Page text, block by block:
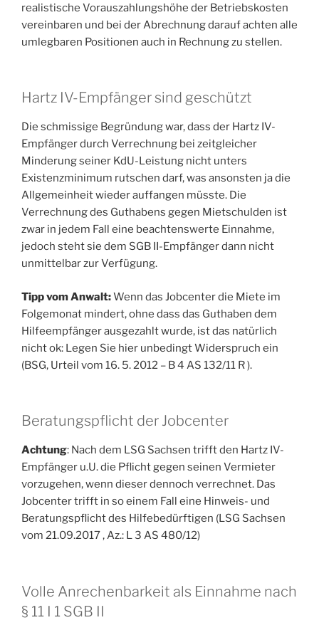
realistische Vorauszahlungshöhe der Betriebskosten
vereinbaren und bei der Abrechnung darauf achten alle
umlegbaren Positionen auch in Rechnung zu stellen.
Hartz IV-Empfänger sind geschützt
Die schmissige Begründung war, dass der Hartz IV-
Empfänger durch Verrechnung bei zeitgleicher
Minderung seiner KdU-Leistung nicht unters
Existenzminimum rutschen darf, was ansonsten ja die
Allgemeinheit wieder auffangen müsste. Die
Verrechnung des Guthabens gegen Mietschulden ist
zwar in jedem Fall eine beachtenswerte Einnahme,
jedoch steht sie dem SGB II-Empfänger dann nicht
unmittelbar zur Verfügung.
Tipp vom Anwalt:Wenn das Jobcenter die Miete im
Folgemonat mindert, ohne dass das Guthaben dem
Hilfeempfänger ausgezahlt wurde, ist das natürlich
nicht ok: Legen Sie hier unbedingt Widerspruch ein
(BSG, Urteil vom 16. 5. 2012 – B 4 AS 132/11 R ).
Beratungspflicht der Jobcenter
Achtung: Nach dem LSG Sachsen trifft den Hartz IV-
Empfänger u.U. die Pflicht gegen seinen Vermieter
vorzugehen, wenn dieser dennoch verrechnet. Das
Jobcenter trifft in so einem Fall eine Hinweis- und
Beratungspflicht des Hilfebedürftigen (LSG Sachsen
vom 21.09.2017 , Az.: L 3 AS 480/12)
Volle Anrechenbarkeit als Einnahme nach
§ 11 I 1 SGB II